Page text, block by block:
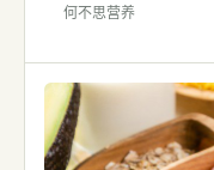
何不思营养